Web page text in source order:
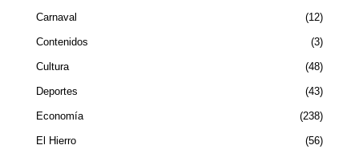
Carnaval 12
Contenidos 3
Cultura 48
Deportes 43
Economía 238
El Hierro 56